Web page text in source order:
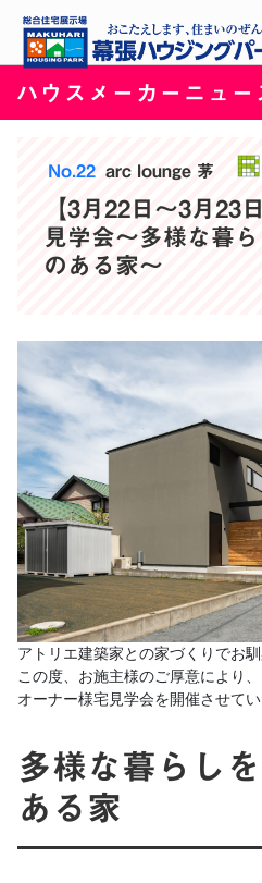
ハウスメーカーニュー
No.22 arc lounge 茅
【3月22日〜3月23
見学会〜多様な暮
のある家〜
アトリエ建築家との家づくりでお
この度、お施主様のご厚意により、
オーナー様宅見学会を開催させてい
多様な暮らし
ある家